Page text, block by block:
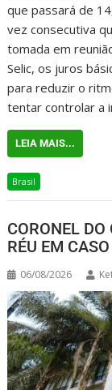
que passará de
vez consecutiva
tomada em
Selic, os juros
para reduzir o
tentar controlar a
LEIA MAIS...
Brasil
CORONEL
RÉU EM
06/08/2026